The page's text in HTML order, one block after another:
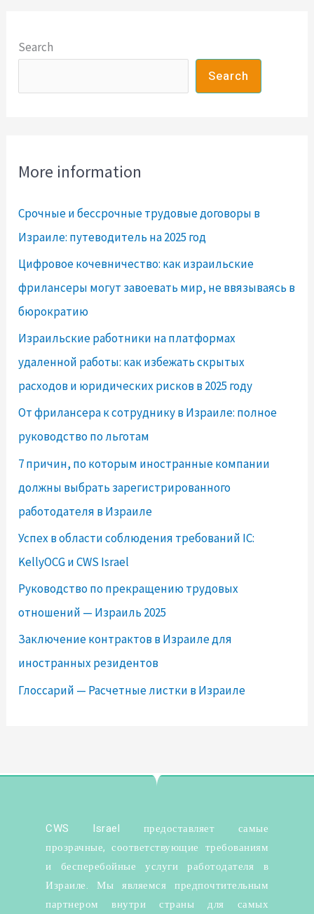
расходов
юридических
году
Search
Search
More information
Срочные и бессрочные трудовые договоры в
Израиле: путеводитель на 2025 год
Цифровое кочевничество: как израильские
фрилансеры могут завоевать мир, не ввязываясь в
бюрократию
Израильские работники на платформах
удаленной работы: как избежать скрытых
расходов и юридических рисков в 2025 году
От фрилансера к сотруднику в Израиле: полное
руководство по льготам
7 причин, по которым иностранные компании
должны выбрать зарегистрированного
работодателя в Израиле
Успех в области соблюдения требований IC:
KellyOCG и CWS Israel
Руководство по прекращению трудовых
отношений — Израиль 2025
Заключение контрактов в Израиле для
иностранных резидентов
Глоссарий — Расчетные листки в Израиле
CWS Israel предоставляет самые
прозрачные, соответствующие требованиям
и бесперебойные услуги работодателя в
Израиле. Мы являемся предпочтительным
партнером внутри страны для самых